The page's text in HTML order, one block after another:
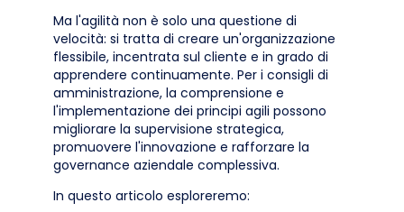
Ma l'agilità non è solo una questione di
velocità: si tratta di creare un'organizzazione
flessibile, incentrata sul cliente e in grado di
apprendere continuamente. Per i consigli di
amministrazione, la comprensione e
l'implementazione dei principi agili possono
migliorare la supervisione strategica,
promuovere l'innovazione e rafforzare la
governance aziendale complessiva.
In questo articolo esploreremo: